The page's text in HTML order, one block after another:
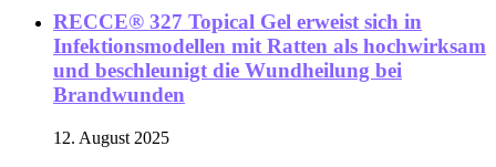
RECCE® 327 Topical Gel erweist sich in
Infektionsmodellen mit Ratten als hochwirksam
und beschleunigt die Wundheilung bei
Brandwunden
12. August 2025